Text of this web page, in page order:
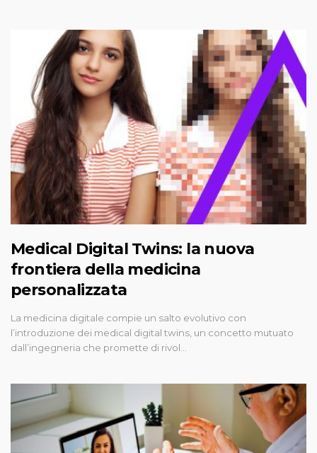
Medical Digital Twins: la nuova
frontiera della medicina
personalizzata
La medicina digitale compie un salto evolutivo con
l’introduzione dei medical digital twins, un concetto mutuato
dall’ingegneria che promette di rivol…